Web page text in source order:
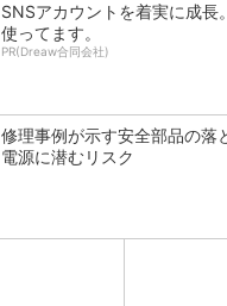
SNSアカウントを着実に成長
使ってます。
PR(Dreaw合同会社)
修理事例が示す安全部品の
電源に潜むリスク